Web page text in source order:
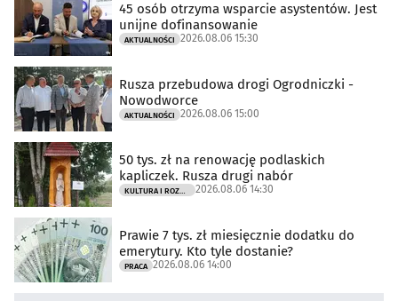
45 osób otrzyma wsparcie asystentów. Jest
unijne dofinansowanie
AKTUALNOŚCI 2026.08.06 15:30
Rusza przebudowa drogi Ogrodniczki -
Nowodworce
AKTUALNOŚCI 2026.08.06 15:00
50 tys. zł na renowację podlaskich
kapliczek. Rusza drugi nabór
KULTURA I ROZRYWKA 2026.08.06 14:30
Prawie 7 tys. zł miesięcznie dodatku do
emerytury. Kto tyle dostanie?
PRACA 2026.08.06 14:00